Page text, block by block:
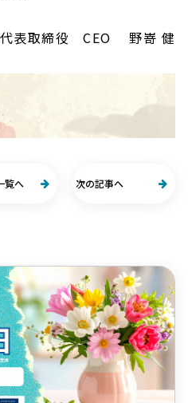
代表取締役 CEO 野嵜 健
覧へ 次の記事へ